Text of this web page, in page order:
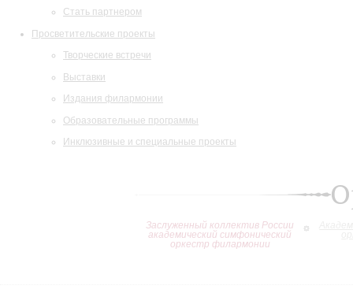
Стать партнером
Просветительские проекты
Творческие встречи
Выставки
Издания филармонии
Образовательные программы
Инклюзивные и специальные проекты
Заслуженный коллектив России
академический симфонический
оркестр филармонии